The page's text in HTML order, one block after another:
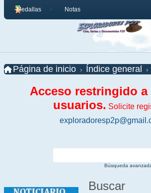
Medallas Notas
Página de inicio Índice general
Acceso restringido a
usuarios. Solicite
Búsqueda
Buscar